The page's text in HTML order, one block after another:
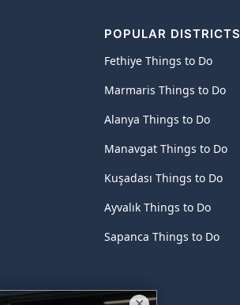
POPULAR DISTRICTS
Fethiye Things to Do
Marmaris Things to Do
Alanya Things to Do
Manavgat Things to Do
Kuşadası Things to Do
Ayvalık Things to Do
Sapanca Things to Do